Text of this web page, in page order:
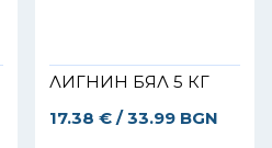
ЛИГНИН БЯЛ 5 КГ
17.38 € / 33.99 BGN